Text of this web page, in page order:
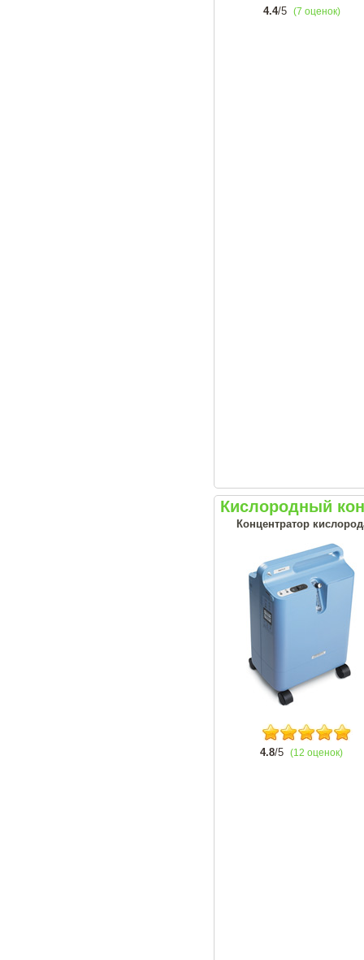
4.4/5 (7 оценок)
Кислородный
Концентратор
4.8/5 (12 оценок)